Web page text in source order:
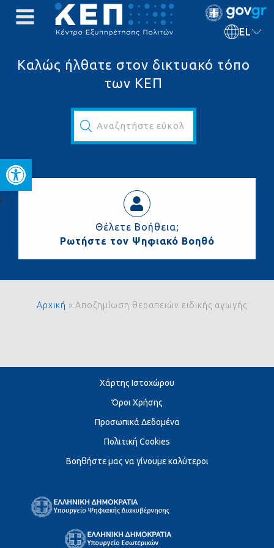
Ανοίξτε τη γραμμή
EL
Καλώς ήλθατε στον δικτυακό τόπο
των ΚΕΠ
Αναζητήστε εύκολα και γρήγορα...
Θέλετε Βοήθεια;
Ρωτήστε τον Ψηφιακό Βοηθό
Αρχική » Αποζημίωση θεραπειών ειδικής αγωγής
Χάρτης Ιστοχώρου
Όροι Χρήσης
Προσωπικά Δεδομένα
Πολιτική Cookies
Βοηθήστε μας να γίνουμε καλύτεροι